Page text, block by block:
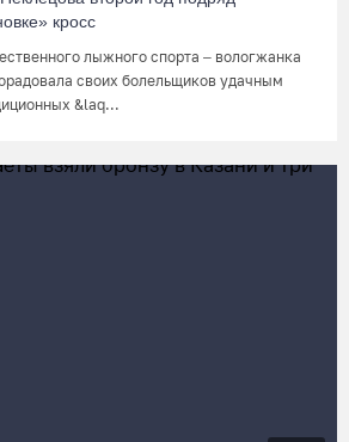
кросс
лыжного спорта – вологжанка
своих болельщиков удачным
&laq...